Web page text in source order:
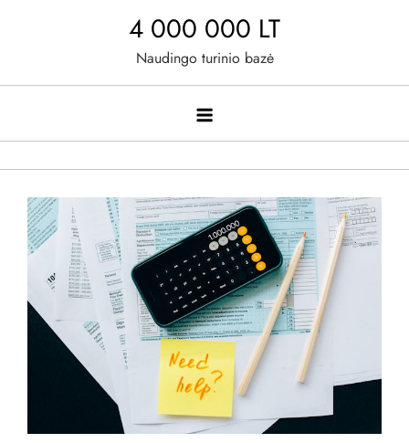
4 000 000 LT
Naudingo turinio bazė